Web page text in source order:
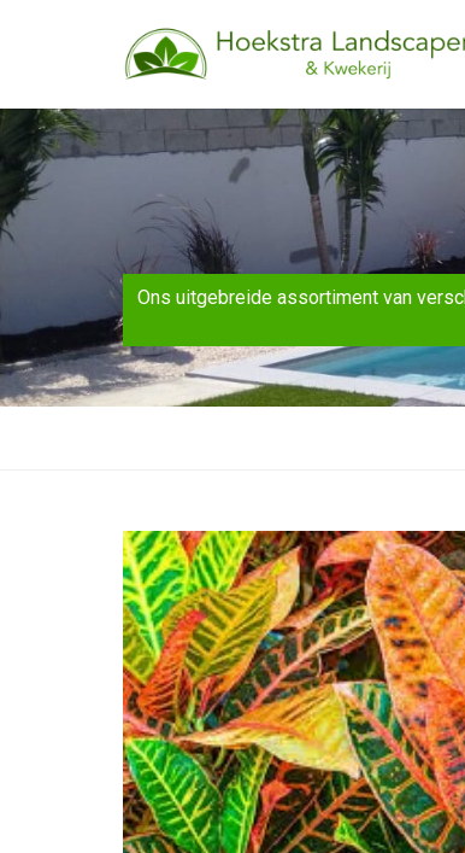
Ons uitgebreide assortiment van